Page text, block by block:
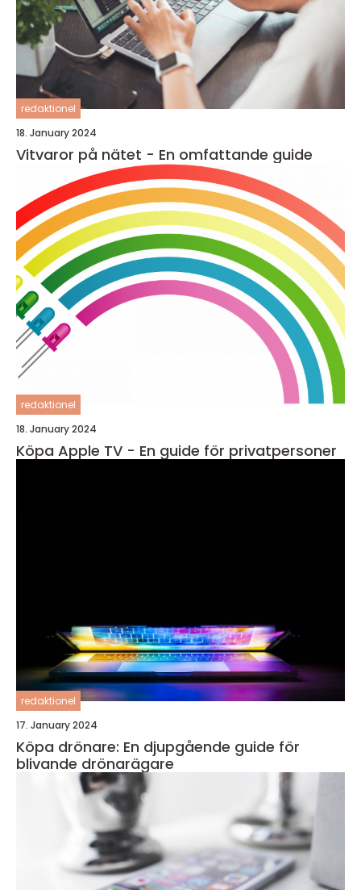
redaktionel
18. January 2024
Vitvaror på nätet - En omfattande guide
redaktionel
18. January 2024
Köpa Apple TV - En guide för privatpersoner
redaktionel
17. January 2024
Köpa drönare: En djupgående guide för
blivande drönarägare